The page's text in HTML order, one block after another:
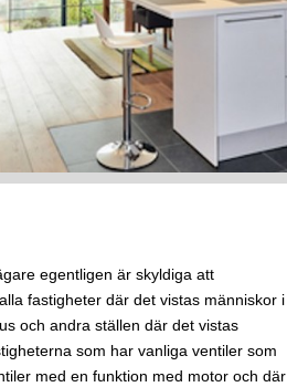
egentligen är skyldiga att
fastigheter där det vistas människor i
och andra ställen där det vistas
som har vanliga ventiler som
med en funktion med motor och där